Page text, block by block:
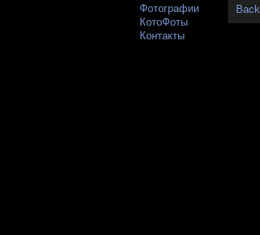
Фотографии
КотоФоты
Контакты